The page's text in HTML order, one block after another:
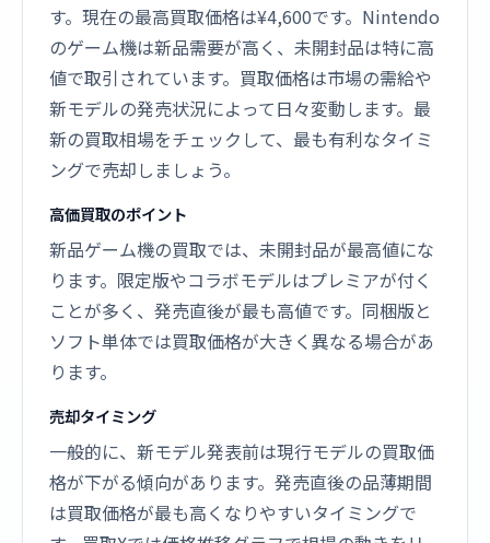
す。現在の最高買取価格は¥4,600です。Nintendo
のゲーム機は新品需要が高く、未開封品は特に高
値で取引されています。買取価格は市場の需給や
新モデルの発売状況によって日々変動します。最
新の買取相場をチェックして、最も有利なタイミ
ングで売却しましょう。
高価買取のポイント
新品ゲーム機の買取では、未開封品が最高値にな
ります。限定版やコラボモデルはプレミアが付く
ことが多く、発売直後が最も高値です。同梱版と
ソフト単体では買取価格が大きく異なる場合があ
ります。
売却タイミング
一般的に、新モデル発表前は現行モデルの買取価
格が下がる傾向があります。発売直後の品薄期間
は買取価格が最も高くなりやすいタイミングで